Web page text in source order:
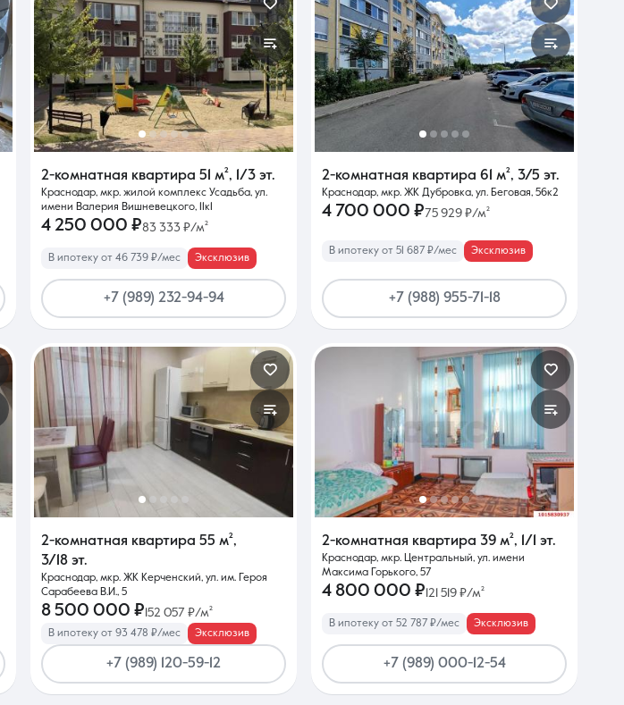
2-комнатная квартира 51 м², 1/3 эт.
Краснодар, мкр. жилой комплекс Усадьба, ул.
имени Валерия Вишневецкого, 11к1
4 250 000 ₽83 333 ₽/м²
В ипотеку от 46 739 ₽/мес Эксклюзив
+7 (989) 232-94-94
2-комнатная квартира 61 м², 3/5 эт.
Краснодар, мкр. ЖК Дубровка, ул. Беговая, 56к2
4 700 000 ₽75 929 ₽/м²
В ипотеку от 51 687 ₽/мес Эксклюзив
+7 (988) 955-71-18
2-комнатная квартира 55 м²,
3/18 эт.
Краснодар, мкр. ЖК Керченский, ул. им. Героя
Сарабеева В.И., 5
8 500 000 ₽ 152 057 ₽/м²
В ипотеку от 93 478 ₽/мес Эксклюзив
+7 (989) 120-59-12
2-комнатная квартира 39 м², 1/1 эт.
Краснодар, мкр. Центральный, ул. имени
Максима Горького, 57
4 800 000 ₽ 121 519 ₽/м²
В ипотеку от 52 787 ₽/мес Эксклюзив
+7 (989) 000-12-54